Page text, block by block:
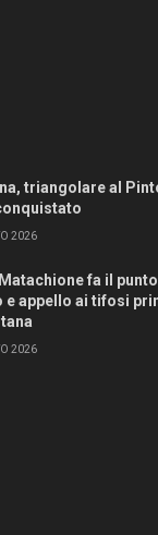
triangolare al
2026
fa il
e appello ai tifosi
2026